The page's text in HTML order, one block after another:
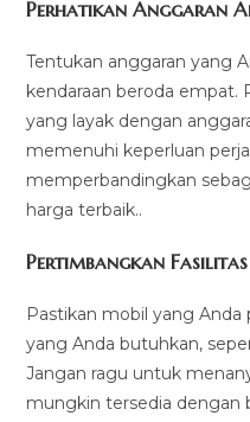
Perhatikan Anggaran
Tentukan anggaran yang
kendaraan beroda empat.
yang layak dengan
memenuhi keperluan
memperbandingkan
harga terbaik..
Pertimbangkan
Pastikan mobil yang Anda
yang Anda butuhkan,
Jangan ragu untuk
mungkin tersedia dengan